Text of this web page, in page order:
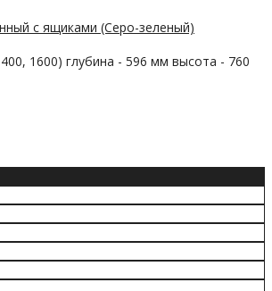
с ящиками (Серо-зеленый)
1600) глубина - 596 мм высота - 760